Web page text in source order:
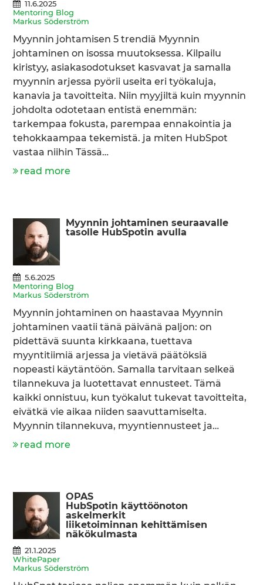
11.6.2025
Mentoring Blog
Markus Söderström
Myynnin johtamisen 5 trendiä Myynnin
johtaminen on isossa muutoksessa. Kilpailu
kiristyy, asiakasodotukset kasvavat ja samalla
myynnin arjessa pyörii useita eri työkaluja,
kanavia ja tavoitteita. Niin myyjiltä kuin myynnin
johdolta odotetaan entistä enemmän:
tarkempaa fokusta, parempaa ennakointia ja
tehokkaampaa tekemistä. ja miten HubSpot
vastaa niihin Tässä…
read more
Myynnin johtaminen seuraavalle
tasolle HubSpotin avulla
5.6.2025
Mentoring Blog
Markus Söderström
Myynnin johtaminen on haastavaa Myynnin
johtaminen vaatii tänä päivänä paljon: on
pidettävä suunta kirkkaana, tuettava
myyntitiimiä arjessa ja vietävä päätöksiä
nopeasti käytäntöön. Samalla tarvitaan selkeä
tilannekuva ja luotettavat ennusteet. Tämä
kaikki onnistuu, kun työkalut tukevat tavoitteita,
eivätkä vie aikaa niiden saavuttamiselta.
Myynnin tilannekuva, myyntiennusteet ja…
read more
OPAS
HubSpotin käyttöönoton
askelmerkit
liiketoiminnan kehittämisen
näkökulmasta
21.1.2025
WhitePaper
Markus Söderström